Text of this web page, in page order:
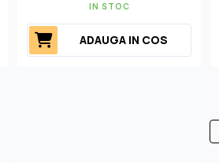
IN STOC
ADAUGA IN COS